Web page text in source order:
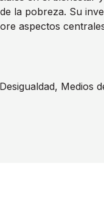
la pobreza. Su
aspectos
Medios